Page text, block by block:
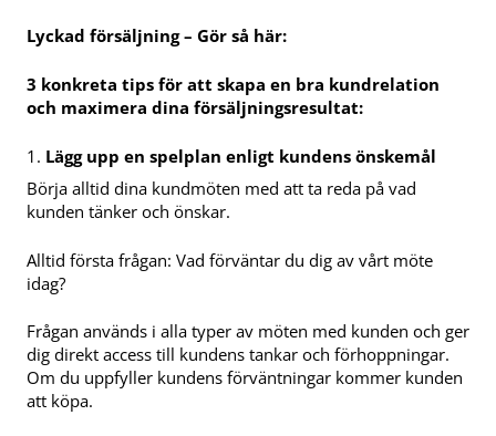
Lyckad försäljning – Gör så här:
3 konkreta tips för att skapa en bra kundrelation
och maximera dina försäljningsresultat:
Lägg upp en spelplan enligt kundens önskemål
Börja alltid dina kundmöten med att ta reda på vad
kunden tänker och önskar.
Alltid första frågan: Vad förväntar du dig av vårt möte
idag?
Frågan används i alla typer av möten med kunden och ger
dig direkt access till kundens tankar och förhoppningar.
Om du uppfyller kundens förväntningar kommer kunden
att köpa.